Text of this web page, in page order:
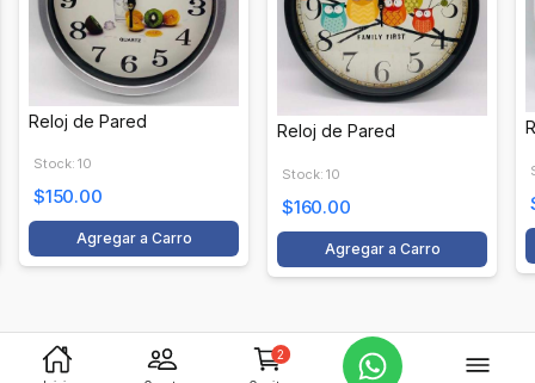
Reloj de Pared
Stock: 10
$150.00
Agregar a Carro
Reloj de Pared
Stock: 10
$160.00
Agregar a Carro
2